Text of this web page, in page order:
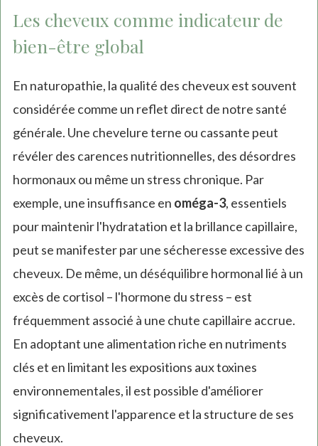
Les cheveux comme indicateur de
bien-être global
En naturopathie, la qualité des cheveux est souvent
considérée comme un reflet direct de notre santé
générale. Une chevelure terne ou cassante peut
révéler des carences nutritionnelles, des désordres
hormonaux ou même un stress chronique. Par
exemple, une insuffisance en oméga-3, essentiels
pour maintenir l'hydratation et la brillance capillaire,
peut se manifester par une sécheresse excessive des
cheveux. De même, un déséquilibre hormonal lié à un
excès de cortisol – l'hormone du stress – est
fréquemment associé à une chute capillaire accrue.
En adoptant une alimentation riche en nutriments
clés et en limitant les expositions aux toxines
environnementales, il est possible d'améliorer
significativement l'apparence et la structure de ses
cheveux.